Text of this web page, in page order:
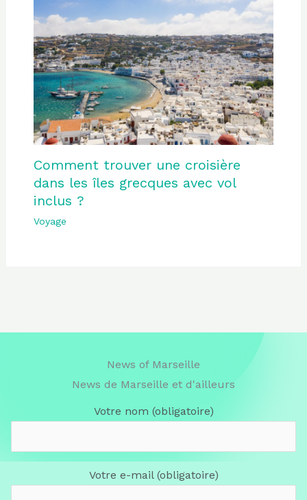
Comment trouver une croisière
dans les îles grecques avec vol
inclus ?
Voyage
News of Marseille
News de Marseille et d'ailleurs
Votre nom (obligatoire)
Votre e-mail (obligatoire)